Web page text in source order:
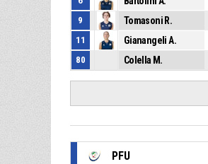
9
Tomasoni R.
11
Gianangeli A.
80
Colella M.
PFU